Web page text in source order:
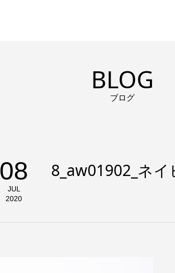
BLOG
ブログ
08
JUL
2020
8_aw01902_ネ